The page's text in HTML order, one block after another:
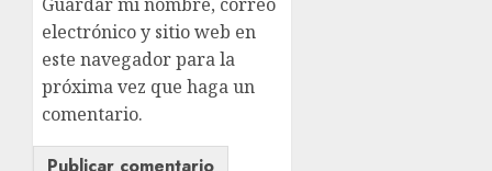
electrónico y sitio web en
este navegador para la
próxima vez que haga un
comentario.